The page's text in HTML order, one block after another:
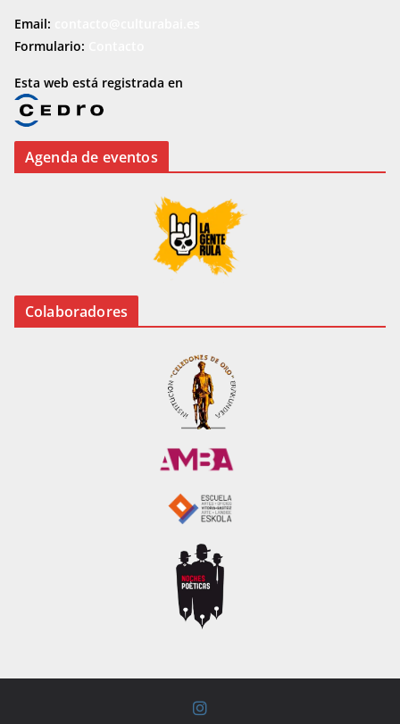
Email:
Formulario:
Esta web está registrada en
Agenda de eventos
Colaboradores